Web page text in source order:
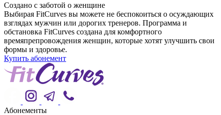
Создано с заботой о женщине
Выбирая FitCurves вы можете не беспокоиться о осуждающих
взглядах мужчин или дорогих тренеров. Программа и
обстановка FitCurves создана для комфортного
времяпрепровождения женщин, которые хотят улучшить свои
формы и здоровье.
Купить абонемент
Абонементы